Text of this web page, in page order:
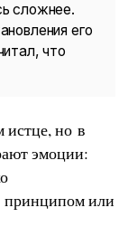
сложнее.
его
что
истце, но в
эмоции:
принципом или